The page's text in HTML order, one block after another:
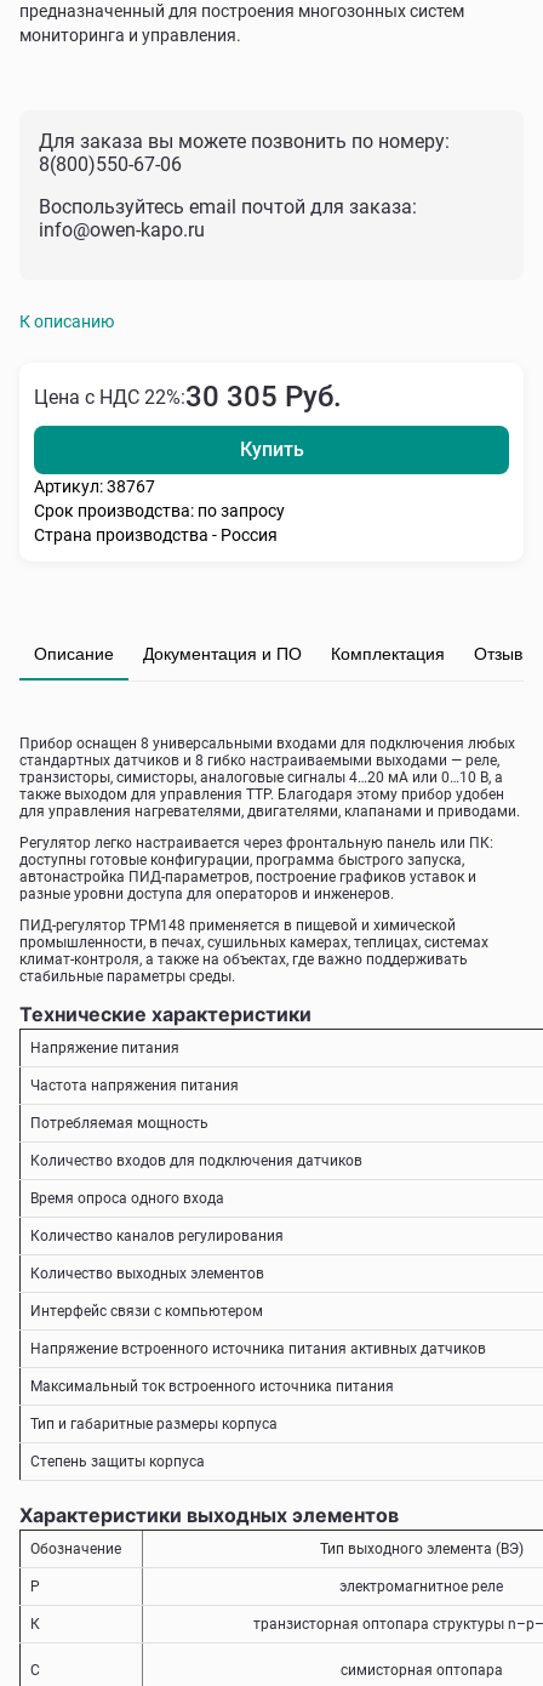
предназначенный для построения многозонных систем
мониторинга и управления.
Для заказа вы можете позвонить по номеру:
8(800)550-67-06
Воспользуйтесь email почтой для заказа:
info@owen-kapo.ru
К описанию
Цена с НДС 22%:30 305 Руб.
Купить
Артикул: 38767
Срок производства: по запросу
Страна производства - Россия
Описание Документация и ПО Комплектация Отзывы
Прибор оснащен 8 универсальными входами для подключения любых
стандартных датчиков и 8 гибко настраиваемыми выходами — реле,
транзисторы, симисторы, аналоговые сигналы 4…20 мА или 0…10 В, а
также выходом для управления ТТР. Благодаря этому прибор удобен
для управления нагревателями, двигателями, клапанами и приводами.
Регулятор легко настраивается через фронтальную панель или ПК:
доступны готовые конфигурации, программа быстрого запуска,
автонастройка ПИД-параметров, построение графиков уставок и
разные уровни доступа для операторов и инженеров.
ПИД-регулятор ТРМ148 применяется в пищевой и химической
промышленности, в печах, сушильных камерах, теплицах, системах
климат-контроля, а также на объектах, где важно поддерживать
стабильные параметры среды.
Технические характеристики
Напряжение питания
Частота напряжения питания
Потребляемая мощность
Количество входов для подключения датчиков
Время опроса одного входа
Количество каналов регулирования
Количество выходных элементов
Интерфейс связи с компьютером
Напряжение встроенного источника питания активных датчиков
Максимальный ток встроенного источника питания
Тип и габаритные размеры корпуса
Степень защиты корпуса
Характеристики выходных элементов
Обозначение Тип выходного элемента (ВЭ)
Р электромагнитное реле
К транзисторная оптопара структуры
С симисторная оптопара